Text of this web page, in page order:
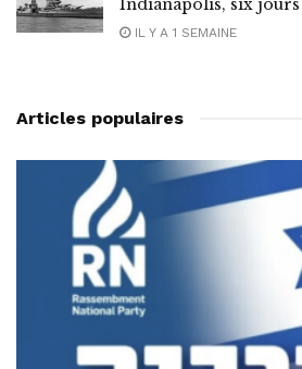
IL Y A 1 SEMAINE
Articles populaires